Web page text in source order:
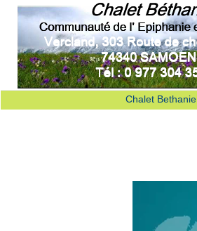
Chalet Bethanie